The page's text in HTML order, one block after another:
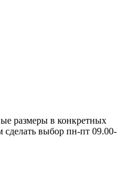
размеры в конкретных
выбор пн-пт 09.00-